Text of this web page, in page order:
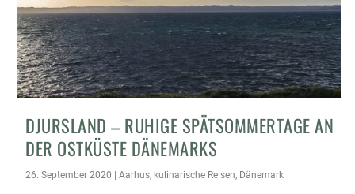
DJURSLAND – RUHIGE SPÄTSOMMERTAGE AN
DER OSTKÜSTE DÄNEMARKS
26. September 2020 |Aarhus, kulinarische Reisen, Dänemark